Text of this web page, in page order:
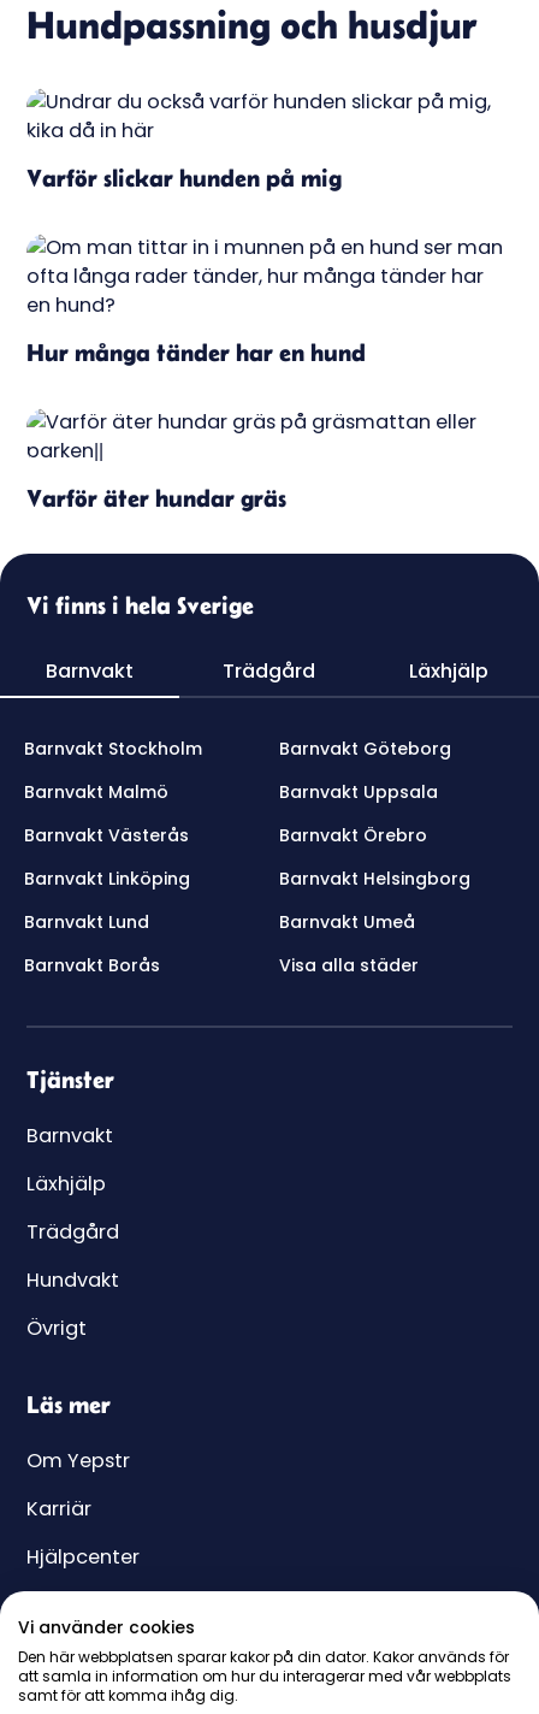
Hundpassning och husdjur
Varför slickar hunden på mig
Hur många tänder har en hund
Varför äter hundar gräs
Vi finns i hela Sverige
Barnvakt Trädgård Läxhjälp
Barnvakt Stockholm
Barnvakt Göteborg
Barnvakt Malmö
Barnvakt Uppsala
Barnvakt Västerås
Barnvakt Örebro
Barnvakt Linköping
Barnvakt Helsingborg
Barnvakt Lund
Barnvakt Umeå
Barnvakt Borås
Visa alla städer
Tjänster
Barnvakt
Läxhjälp
Trädgård
Hundvakt
Övrigt
Läs mer
Om Yepstr
Karriär
Hjälpcenter
Pris
Presentkort
Vi använder cookies
Den här webbplatsen sparar kakor på din dator. Kakor används för
att samla in information om hur du interagerar med vår webbplats
samt för att komma ihåg dig.